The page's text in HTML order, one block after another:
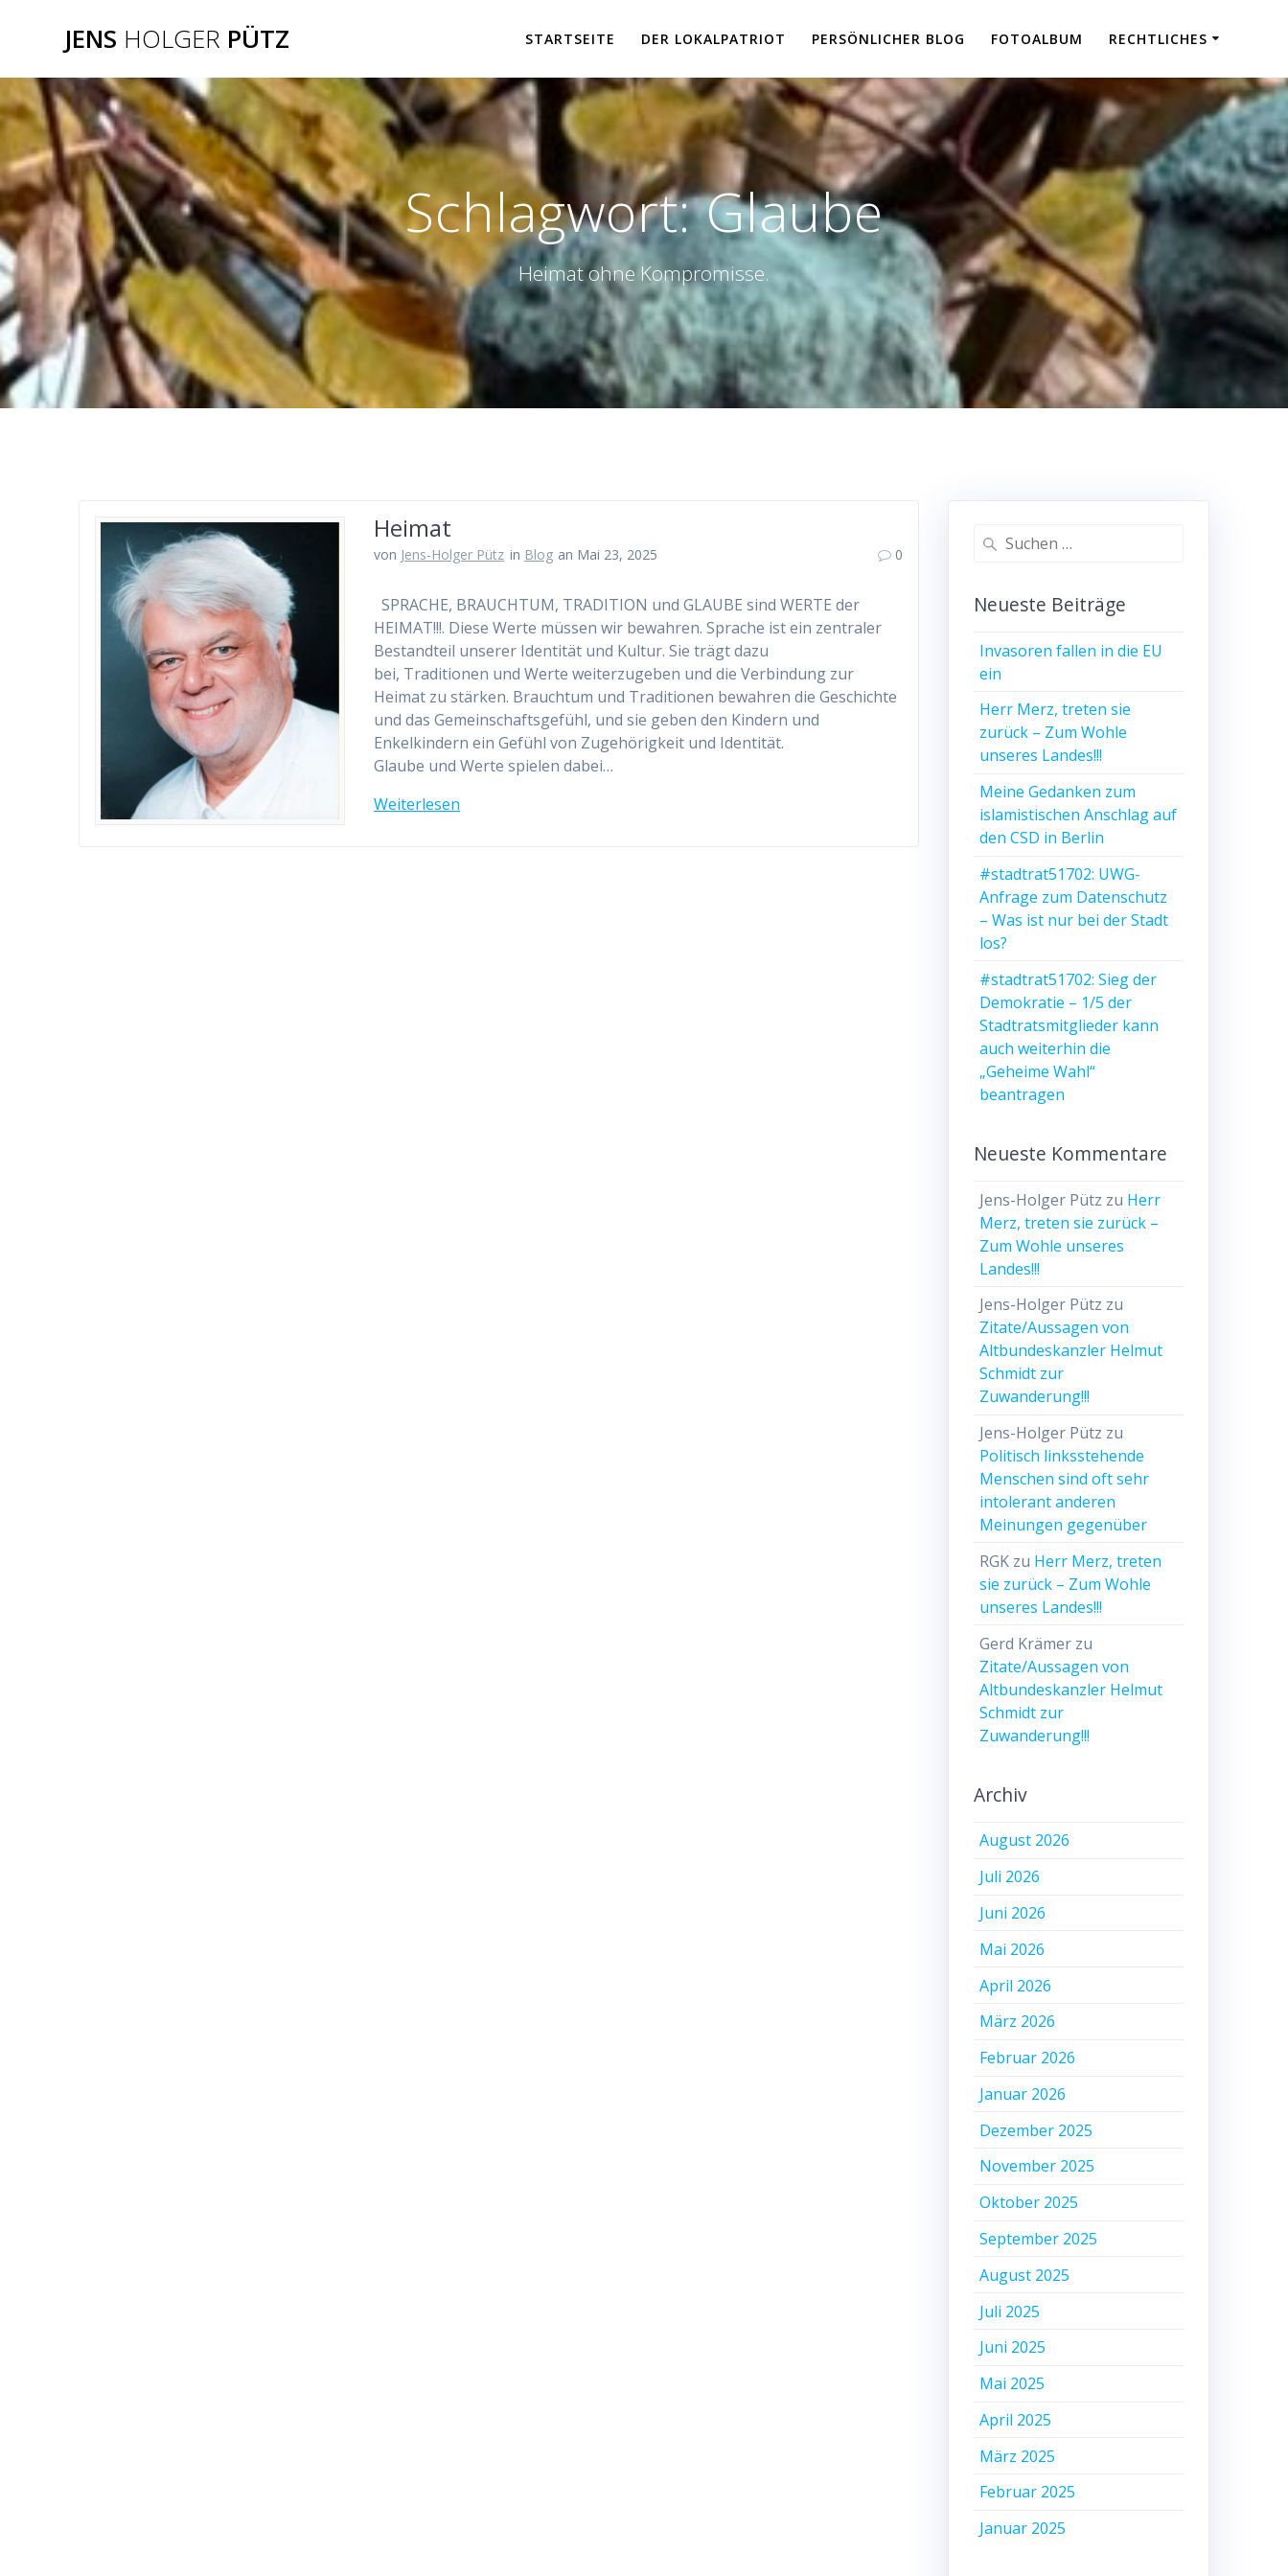
springen
JENS HOLGER PÜTZ STARTSEITE DER LOKALPATRIOT PERSÖNLICHER BLOG FOTOALBUM RECHTLICHES
Schlagwort:Glaube
Heimat ohne Kompromisse.
Heimat
von Jens-Holger Pütz in Blog an Mai 23, 2025 0
SPRACHE, BRAUCHTUM, TRADITION und GLAUBE sind WERTE der
HEIMAT!!!. Diese Werte müssen wir bewahren. Sprache ist ein zentraler
Bestandteil unserer Identität und Kultur. Sie trägt dazu
bei, Traditionen und Werte weiterzugeben und die Verbindung zur
Heimat zu stärken. Brauchtum und Traditionen bewahren die Geschichte
und das Gemeinschaftsgefühl, und sie geben den Kindern und
Enkelkindern ein Gefühl von Zugehörigkeit und Identität.
Glaube und Werte spielen dabei…
Weiterlesen
Suchen
Neueste Beiträge
Invasoren fallen in die EU
ein
Herr Merz, treten sie
zurück – Zum Wohle
unseres Landes!!!
Meine Gedanken zum
islamistischen Anschlag auf
den CSD in Berlin
#stadtrat51702: UWG-
Anfrage zum Datenschutz
– Was ist nur bei der Stadt
los?
#stadtrat51702: Sieg der
Demokratie – 1/5 der
Stadtratsmitglieder kann
auch weiterhin die
„Geheime Wahl“
beantragen
Neueste Kommentare
Jens-Holger Pütz zu Herr
Merz, treten sie zurück –
Zum Wohle unseres
Landes!!!
Jens-Holger Pütz zu
Zitate/Aussagen von
Altbundeskanzler Helmut
Schmidt zur
Zuwanderung!!!
Jens-Holger Pütz zu
Politisch linksstehende
Menschen sind oft sehr
intolerant anderen
Meinungen gegenüber
RGK zu Herr Merz, treten
sie zurück – Zum Wohle
unseres Landes!!!
Gerd Krämer zu
Zitate/Aussagen von
Altbundeskanzler Helmut
Schmidt zur
Zuwanderung!!!
Archiv
August 2026
Juli 2026
Juni 2026
Mai 2026
April 2026
März 2026
Februar 2026
Januar 2026
Dezember 2025
November 2025
Oktober 2025
September 2025
August 2025
Juli 2025
Juni 2025
Mai 2025
April 2025
März 2025
Februar 2025
Januar 2025